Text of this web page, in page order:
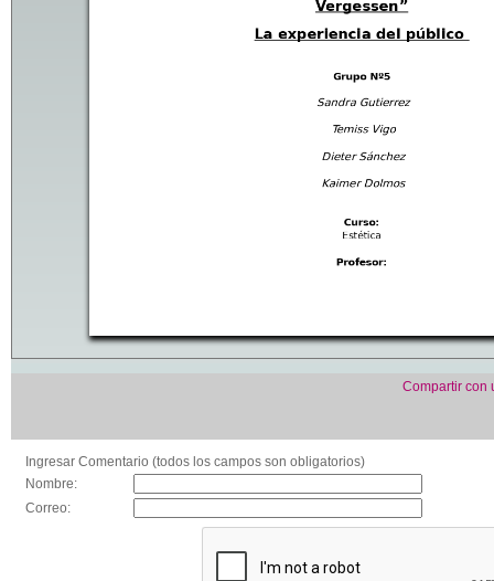
Compartir con
Ingresar Comentario (todos los campos son obligatorios)
Nombre:
Correo: